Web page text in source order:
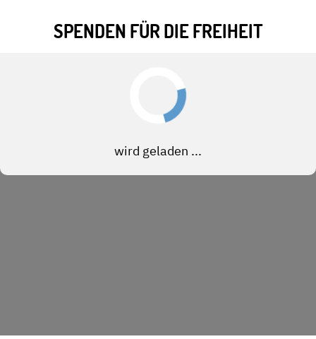
SPENDEN FÜR DIE FREIHEIT